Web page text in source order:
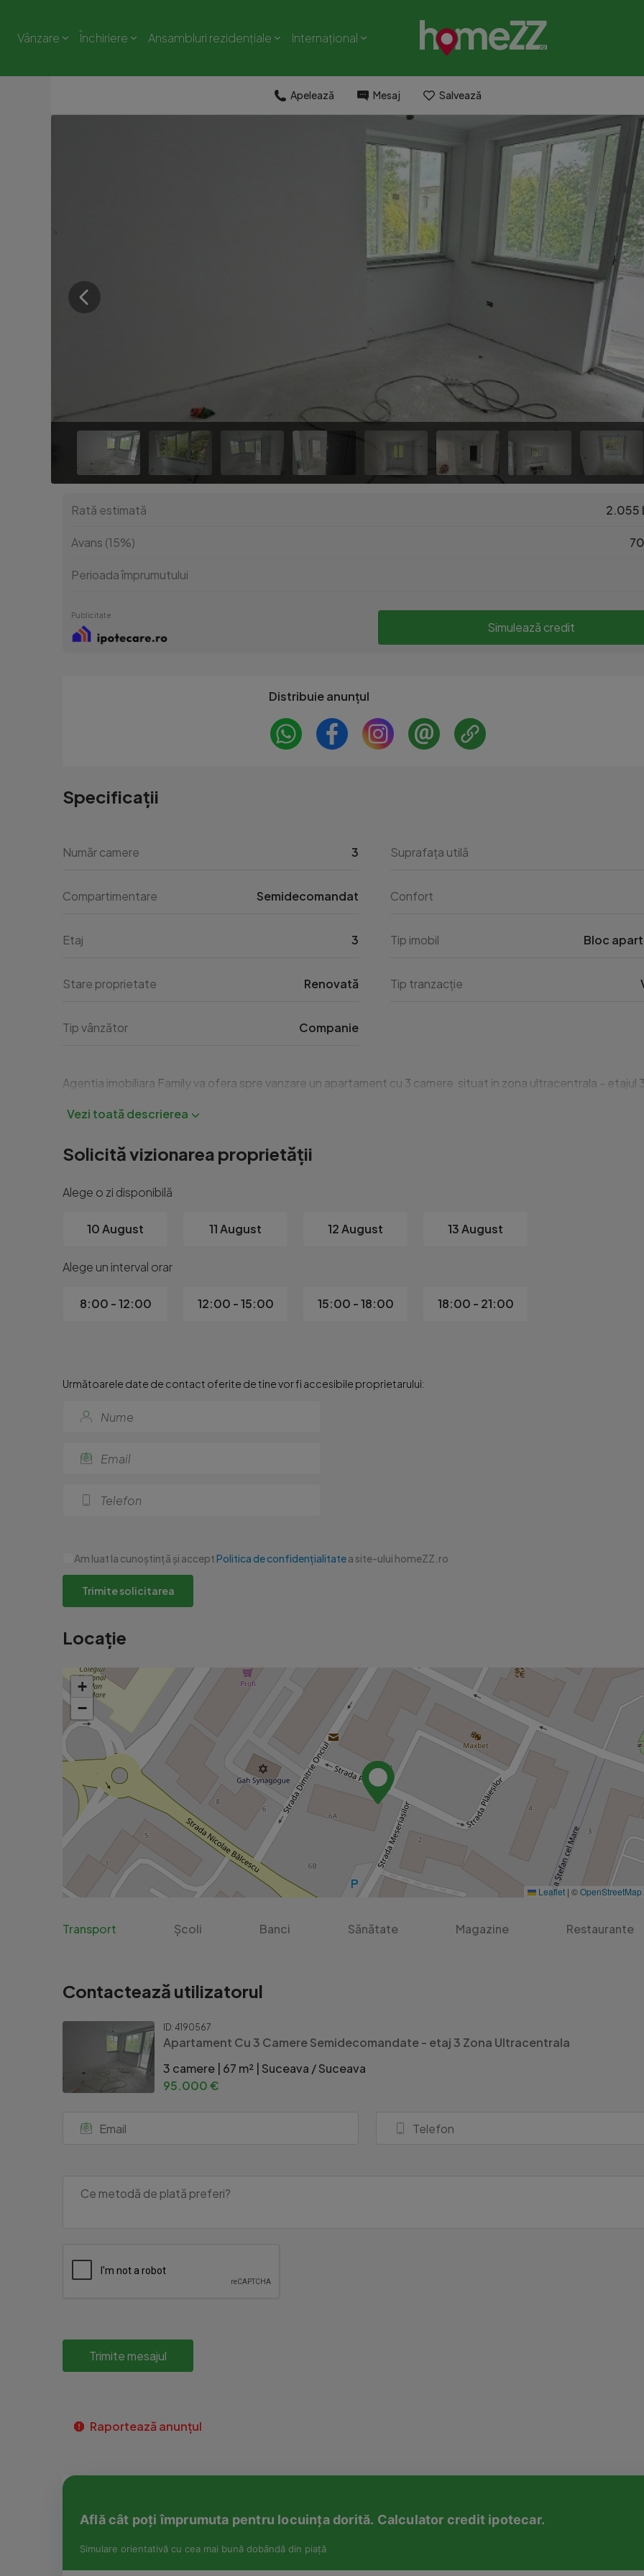
Vânzare Închiriere Ansambluri rezidențiale Internațional
Apelează Mesaj Salvează
Rată estimată 2.055
Avans (15%)
Perioada împrumutului
Publicitate
Simulează credit
Distribuie anunțul
Specificații
Număr camere 3 Suprafața utilă
Compartimentare Semidecomandat Confort
Etaj 3 Tip imobil Bloc
Stare proprietate Renovată Tip tranzacție
Tip vânzător Companie
Agentia imobiliara Family va ofera spre vanzare un apartament cu 3 camere  situat in zona ultracentrala -
Solicită vizionarea proprietății
Alege o zi disponibilă
10 August 11 August 12 August 13 August
Alege un interval orar
8:00 - 12:00 12:00 - 15:00 15:00 - 18:00 18:00 - 21:00
Următoarele date de contact oferite de tine vor fi accesibile proprietarului:
Am luat la cunoștință și acceptPolitica de confidențialitatea site-ului homeZZ.ro
Trimite solicitarea
Locație
+
−
Leaflet | ©OpenStreetMap
Transport Școli Banci Sănătate Magazine Restaurante
Contactează utilizatorul
ID: 4190567
Apartament Cu 3 Camere Semidecomandate - etaj 3 Zona Ultracentrala
3 camere | 67 m² | Suceava / Suceava
95.000 €
Trimite mesajul
Raportează anunțul
Află cât poți împrumuta pentru locuința dorită. Calculator credit ipotecar.
Simulare orientativă cu cea mai bună dobândă din piață